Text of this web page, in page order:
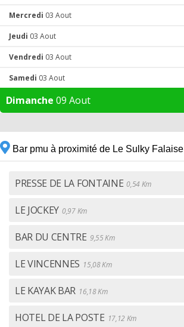
Mercredi 03 Aout
Jeudi 03 Aout
Vendredi 03 Aout
Samedi 03 Aout
Dimanche 09 Aout
Bar pmu à proximité de Le Sulky Falaise
PRESSE DE LA FONTAINE 0,54 Km
LE JOCKEY 0,97 Km
BAR DU CENTRE 9,55 Km
LE VINCENNES 15,08 Km
LE KAYAK BAR 16,18 Km
HOTEL DE LA POSTE 17,12 Km